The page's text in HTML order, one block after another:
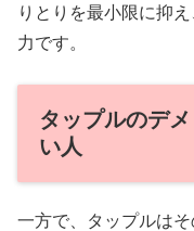
りとりを最小限に抑
力です。
タップルのデ
い人
一方で、タップルは